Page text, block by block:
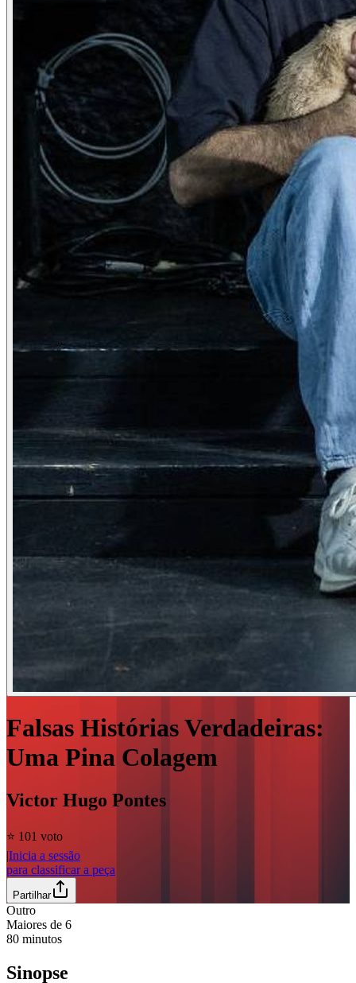
Falsas Histórias Verdadeiras:
Uma Pina Colagem
Victor Hugo Pontes
⭐️ 101 voto
|Inicia a sessão
para classificar a peça
Partilhar
Outro
Maiores de 6
80 minutos
Sinopse